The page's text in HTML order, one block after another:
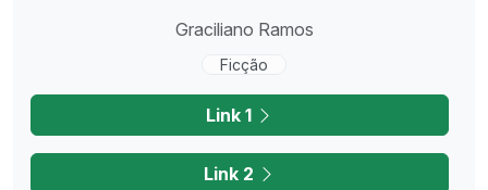
Graciliano Ramos
Ficção
Link 1
Link 2